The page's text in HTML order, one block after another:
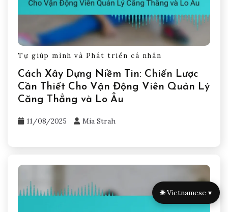
Tự giúp mình và Phát triển cá nhân
Cách Xây Dựng Niềm Tin: Chiến Lược
Cần Thiết Cho Vận Động Viên Quản Lý
Căng Thẳng và Lo Âu
11/08/2025 Mia Strah
🌐 Vietnamese ▾